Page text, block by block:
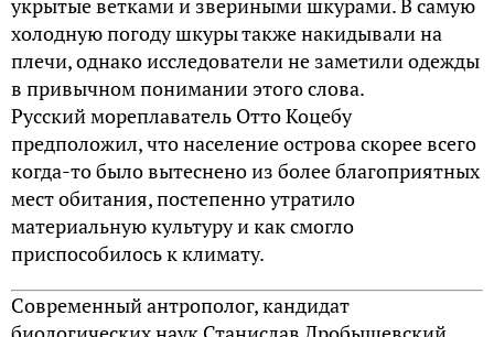
холодную погоду шкуры также накидывали на
плечи, однако исследователи не заметили одежды
в привычном понимании этого слова.
Русский мореплаватель Отто Коцебу
предположил, что население острова скорее всего
когда-то было вытеснено из более благоприятных
мест обитания, постепенно утратило
материальную культуру и как смогло
приспособилось к климату.
Современный антрополог, кандидат